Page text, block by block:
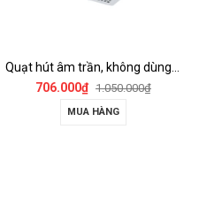
Quạt hút âm trần, không dùng ống dẫn Panasonic - FV-25TGU6
706.000₫ 1.050.000₫
MUA HÀNG